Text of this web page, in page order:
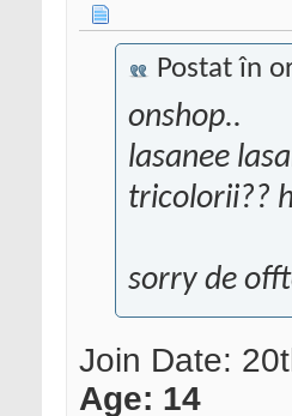
Postat în
onshop..
lasanee
tricolorii??
sorry de
Join Date:
Age: 14